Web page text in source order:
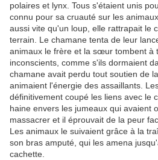
polaires et lynx. Tous s'étaient unis
connu pour sa cruauté sur les
aussi vite qu'un loup, elle rattrapait le
terrain. Le chamane tenta de leur
animaux le frère et la sœur tombent à
inconscients, comme s'ils dormaient
chamane avait perdu tout soutien de
animaient l'énergie des assaillants.
définitivement coupé les liens avec le
haine envers les jumeaux qui avaient
massacrer et il éprouvait de la peur
Les animaux le suivaient grâce à la
son bras amputé, qui les amena